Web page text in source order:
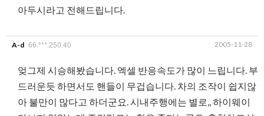
아두시라고 전해드립니다.
A-d 66.***.250.40 2005-11-28
엊그제 시승해봤습니다. 엑셀 반응속도가 많이 느립니다. 부
드러운듯 하면서도 핸들이 무겁습니다. 차의 조작이 쉽지않
아 불만이 많다고 하더군요. 시내주행에는 별로,, 하이웨이